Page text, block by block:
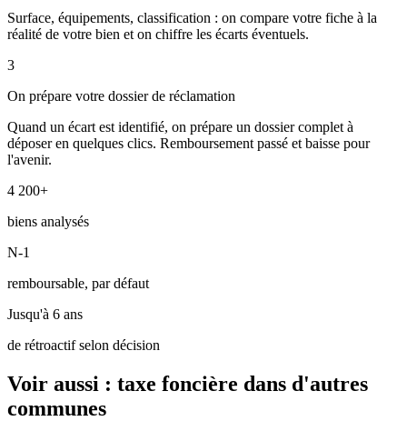
Surface, équipements, classification : on compare votre fiche à la
réalité de votre bien et on chiffre les écarts éventuels.
3
On prépare votre dossier de réclamation
Quand un écart est identifié, on prépare un dossier complet à
déposer en quelques clics. Remboursement passé et baisse pour
l'avenir.
4 200+
biens analysés
N-1
remboursable, par défaut
Jusqu'à 6 ans
de rétroactif selon décision
Voir aussi : taxe foncière dans d'autres
communes